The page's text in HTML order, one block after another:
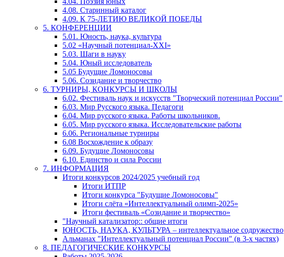
4.08. Старинный каталог
4.09. К 75-ЛЕТИЮ ВЕЛИКОЙ ПОБЕДЫ
5. КОНФЕРЕНЦИИ
5.01. Юность, наука, культура
5.02 «Научный потенциал-XXI»
5.03. Шаги в науку
5.04. Юный исследователь
5.05 Будущие Ломоносовы
5.06. Созидание и творчество
6. ТУРНИРЫ, КОНКУРСЫ И ШКОЛЫ
6.02. Фестиваль наук и искусств "Творческий потенциал России"
6.03. Мир Русского языка. Педагоги
6.04. Мир русского языка. Работы школьников.
6.05. Мир русского языка. Исследовательские работы
6.06. Региональные турниры
6.08 Восхождение к образу
6.09. Будущие Ломоносовы
6.10. Единство и сила России
7. ИНФОРМАЦИЯ
Итоги конкурсов 2024/2025 учебный год
Итоги ИТПР
Итоги конкурса "Будущие Ломоносовы"
Итоги слёта «Интеллектуальный олимп-2025»
Итоги фестиваль «Созидание и творчество»
"Научный катализатор:: общие итоги
ЮНОСТЬ, НАУКА, КУЛЬТУРА – интеллектуальное содружество
Альманах "Интеллектуальный потенциал России" (в 3-х частях)
8. ПЕДАГОГИЧЕСКИЕ КОНКУРСЫ